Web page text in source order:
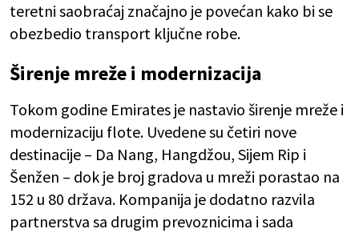
teretni saobraćaj značajno je povećan kako bi se
obezbedio transport ključne robe.
Širenje mreže i modernizacija
Tokom godine Emirates je nastavio širenje mreže i
modernizaciju flote. Uvedene su četiri nove
destinacije – Da Nang, Hangdžou, Sijem Rip i
Šenžen – dok je broj gradova u mreži porastao na
152 u 80 država. Kompanija je dodatno razvila
partnerstva sa drugim prevoznicima i sada